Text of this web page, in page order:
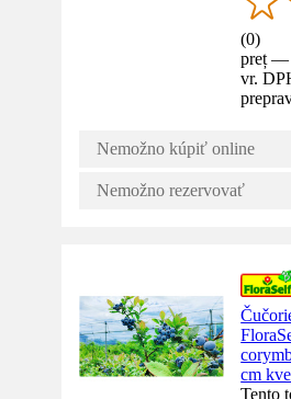
(0)
preț —
vr.
Nemožno kúpiť online
Nemožno rezervovať
cm
Tento